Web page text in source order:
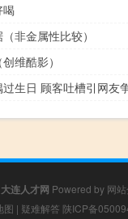
喝
非金属性比较）
维酷影）
生日 顾客吐槽引网友
大连人才网 Powered by 网
图 | 疑难解答 陕ICP备